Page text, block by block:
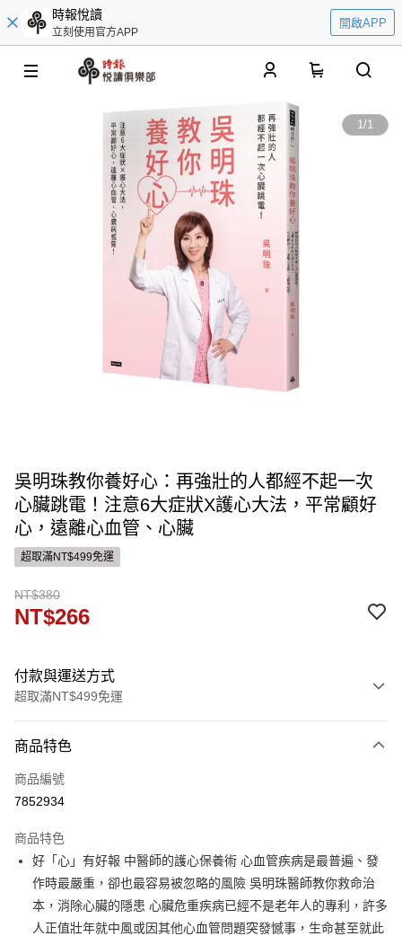
時報悅讀
立刻使用官方APP
開啟APP
1/1
吳明珠教你養好心：再強壯的人都經不起一次
心臟跳電！注意6大症狀X護心大法，平常顧好
心，遠離心血管、心臟
超取滿NT$499免運
NT$380
NT$266
付款與運送方式
超取滿NT$499免運
信用卡一次付款
ATM付款
運送方式
付款後全家取貨
每筆NT$60，滿NT$499(含以上)免運費
付款後7-11取貨
商品特色
商品編號
7852934
商品特色
好「心」有好報 中醫師的護心保養術 心血管疾病是最普遍、發
作時最嚴重，卻也最容易被忽略的風險 吳明珠醫師教你救命治
本，消除心臟的隱患 心臟危重疾病已經不是老年人的專利，許多
人正值壯年就中風或因其他心血管問題突發憾事，生命甚至就此